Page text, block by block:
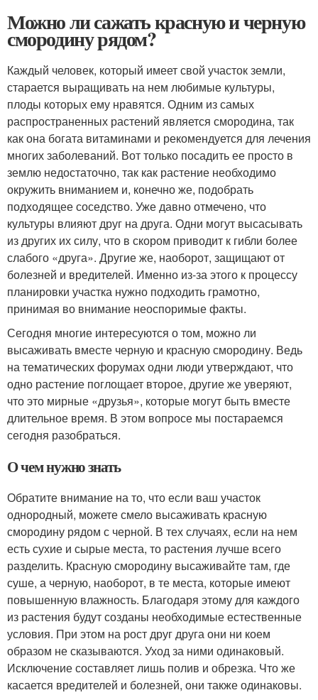
Можно ли сажать красную и черную
смородину рядом?
Каждый человек, который имеет свой участок земли,
старается выращивать на нем любимые культуры,
плоды которых ему нравятся. Одним из самых
распространенных растений является смородина, так
как она богата витаминами и рекомендуется для лечения
многих заболеваний. Вот только посадить ее просто в
землю недостаточно, так как растение необходимо
окружить вниманием и, конечно же, подобрать
подходящее соседство. Уже давно отмечено, что
культуры влияют друг на друга. Одни могут высасывать
из других их силу, что в скором приводит к гибли более
слабого «друга». Другие же, наоборот, защищают от
болезней и вредителей. Именно из-за этого к процессу
планировки участка нужно подходить грамотно,
принимая во внимание неоспоримые факты.
Сегодня многие интересуются о том, можно ли
высаживать вместе черную и красную смородину. Ведь
на тематических форумах одни люди утверждают, что
одно растение поглощает второе, другие же уверяют,
что это мирные «друзья», которые могут быть вместе
длительное время. В этом вопросе мы постараемся
сегодня разобраться.
О чем нужно знать
Обратите внимание на то, что если ваш участок
однородный, можете смело высаживать красную
смородину рядом с черной. В тех случаях, если на нем
есть сухие и сырые места, то растения лучше всего
разделить. Красную смородину высаживайте там, где
суше, а черную, наоборот, в те места, которые имеют
повышенную влажность. Благодаря этому для каждого
из растения будут созданы необходимые естественные
условия. При этом на рост друг друга они ни коем
образом не сказываются. Уход за ними одинаковый.
Исключение составляет лишь полив и обрезка. Что же
касается вредителей и болезней, они также одинаковы.